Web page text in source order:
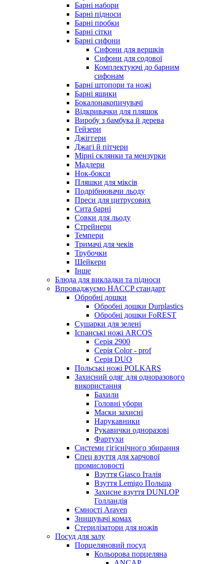
Барні набори
Барні підноси
Барні пробки
Барні сітки
Барні сифони
Сифони для вершків
Сифони для содової
Комплектуючі до барним
сифонам
Барні штопори та ножі
Барні ящики
Бокалонакопичувачі
Відкривачки для пляшок
Виробу з бамбука й дерева
Гейзери
Джіггери
Джагі й пітчери
Мірні склянки та мензурки
Мадлери
Нок-бокси
Пляшки для міксів
Подрібнювачи льоду
Преси для цитрусових
Сита барні
Совки для льоду
Стрейнери
Темпери
Тримачі для чеків
Трубочки
Шейкери
Інше
Блюда для викладки та підноси
Впроваджуємо HACCP стандарт
Обробні дошки
Обробні дошки Durplastics
Обробні дошки FoREST
Сушарки для зелені
Іспанські ножі ARCOS
Серія 2900
Серія Color - prof
Серія DUO
Польські ножі POLKARS
Захисний одяг для одноразового
використання
Бахили
Головні убори
Маски захисні
Нарукавники
Рукавички одноразові
Фартухи
Системи гігієнічного збирання
Спец взуття для харчової
промисловості
Взуття Giasco Італія
Взуття Lemigo Польща
Захисне взуття DUNLOP
Голландія
Ємності Araven
Знищувачі комах
Стерилізатори для ножів
Посуд для залу
Порцеляновий посуд
Кольорова порцеляна